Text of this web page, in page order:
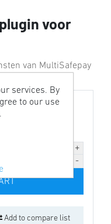
voor
van MultiSafepay
incl tax
Add to compare list
services. By
to our use